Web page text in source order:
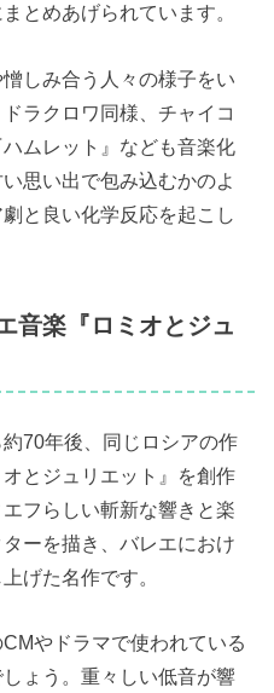
とめあげられています。
しみ合う人々の様子をい
ラクロワ同様、チャイコ
ムレット』なども音楽化
思い出で包み込むかのよ
と良い化学反応を起こし
楽『ロミオとジュ
70年後、同じロシアの作
とジュリエット』を創作
フらしい斬新な響きと楽
ーを描き、バレエにおけ
げた名作です。
やドラマで使われている
ょう。重々しい低音が響